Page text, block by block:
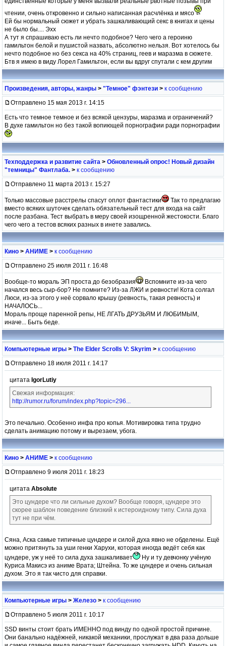
чтении, очень откровенно и сильно написанная расчлёнка и мясо
Ей бы нормальный сюжет и убрать зашкаливающий секс в книгах и цены
не было бы.... Эхх
А тут я спрашиваю есть ли нечто подобное? Чего чего а героиню
гамильтон белой и пушистой назвать, абсолютно нельзя. Вот хотелось бы
нечто подобное но без секса на 40% страниц, геев и маразма в сюжете.
Бтв я имею в виду Лорел Гамильтон, если вы вдруг спутали с кем другим
Произведения, авторы, жанры > "Темное" фэнтези > к сообщению
Отправлено 15 мая 2013 г. 14:15
Есть что темное темное и без всякой цензуры, маразма и ограничений?
В духе гамильтон но без такой вопиющей порнографии ради порнографии
Техподдержка и развитие сайта > Обновленный опрос! Новый дизайн
"темницы" Фантлаба. > к сообщению
Отправлено 11 марта 2013 г. 15:27
Только массовые расстрелы спасут оплот фантастики
Так то предлагаю
вместо всяких шуточек сделать обязательный тест для входа на сайт
после разбана. Тест выбрать в меру своей изощренной жестокости. Благо
чего чего а тестов всяких разных в инете завались.
Кино > АНИМЕ > к сообщению
Отправлено 25 июля 2011 г. 16:48
Вообще-то мораль ЭП проста до безобразия
Вспомните из-за чего
начался весь сыр-бор? Не помните? Из-за ЛЖИ и ревности! Кота солгал
Люси, из-за этого у неё сорвало крышу (ревность, такая ревность) и
НАЧАЛОСЬ...
Мораль проще паренной репы, НЕ ЛГАТЬ ДРУЗЬЯМ И ЛЮБИМЫМ,
иначе... Быть беде.
Компьютерные игры > The Elder Scrolls V: Skyrim > к сообщению
Отправлено 18 июля 2011 г. 14:17
цитата IgorLutiy
Свежая информация:
http://rumor.ru/forum/index.php?topic=296...
Это печально. Особенно инфа про копья. Мотивировка типа трудно
сделать анимацию потому и вырезаем, убога.
Кино > АНИМЕ > к сообщению
Отправлено 9 июля 2011 г. 18:23
цитата Absolute
Это цундере что ли сильные духом? Вообще говоря, цундере это
скорее шаблон поведение близкий к истероидному типу. Сила духа
тут не при чём.
Сяна, Аска самые типичные цундере и силой духа явно не обделены. Ещё
можно притянуть за уши генки Харухи, которая иногда ведёт себя как
цундере, уж у неё то сила духа зашкаливает
Ну и ту девчонку учёную
Куриса Макисэ из аниме Врата; Штейна. То же цундере и очень сильная
духом. Это я так чисто для справки.
Компьютерные игры > Железо > к сообщению
Отправлено 5 июля 2011 г. 10:17
SSD винты стоит брать ИМЕННО под винду по одной простой причине.
Они банально надёжней, никакой механики, прослужат в два раза дольше